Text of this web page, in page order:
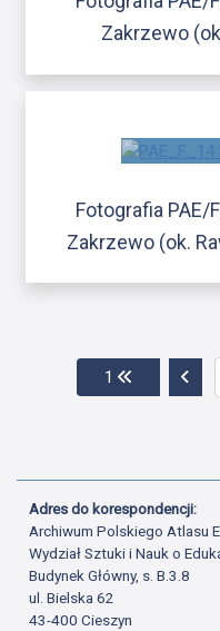
Zakrzewo
Fotografia
Zakrzewo (ok.
1 Przejdź do
Adres do korespondencji:
Archiwum Polskiego Atlasu
Wydział Sztuki i Nauk o
Budynek Główny, s. B.3.8
ul. Bielska 62
43-400 Cieszyn